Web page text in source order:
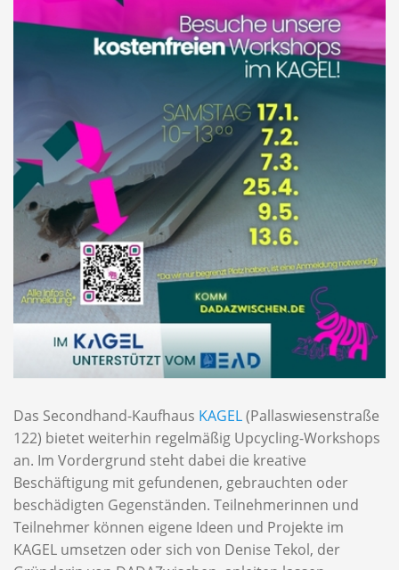
Das Secondhand-Kaufhaus KAGEL(Pallaswiesenstraße
122) bietet weiterhin regelmäßig Upcycling-Workshops
an. Im Vordergrund steht dabei die kreative
Beschäftigung mit gefundenen, gebrauchten oder
beschädigten Gegenständen. Teilnehmerinnen und
Teilnehmer können eigene Ideen und Projekte im
KAGEL umsetzen oder sich von Denise Tekol, der